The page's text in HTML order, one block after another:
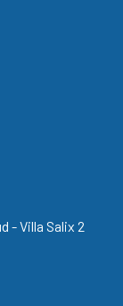
- Villa Salix 2